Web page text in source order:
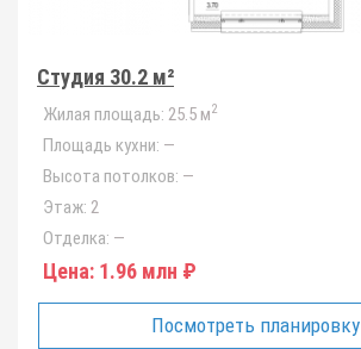
Студия 30.2 м²
Жилая площадь: 25.5 м2
Площадь кухни: —
Высота потолков: —
Этаж: 2
Отделка: —
Цена: 1.96 млн ₽
Посмотреть планировку